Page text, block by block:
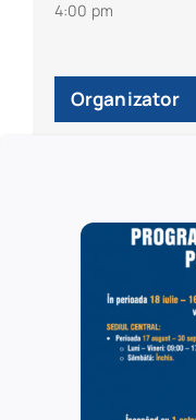
4:00 pm
Organizator